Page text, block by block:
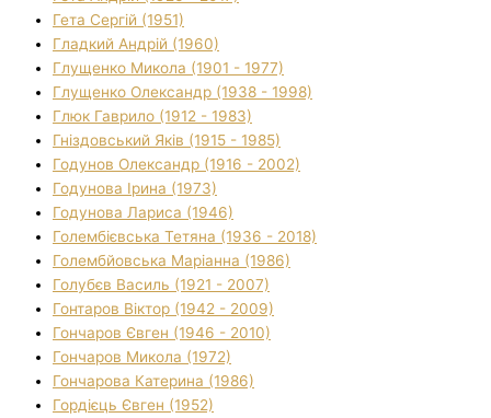
Гета Сергій (1951)
Гладкий Андрій (1960)
Глущенко Микола (1901 - 1977)
Глущенко Олександр (1938 - 1998)
Глюк Гаврило (1912 - 1983)
Гніздовський Яків (1915 - 1985)
Годунов Олександр (1916 - 2002)
Годунова Ірина (1973)
Годунова Лариса (1946)
Голембієвська Тетяна (1936 - 2018)
Голембйовська Маріанна (1986)
Голубєв Василь (1921 - 2007)
Гонтаров Віктор (1942 - 2009)
Гончаров Євген (1946 - 2010)
Гончаров Микола (1972)
Гончарова Катерина (1986)
Гордієць Євген (1952)